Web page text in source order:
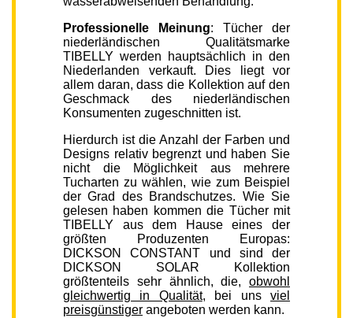
Professionelle Meinung: Tücher der
niederländischen Qualitätsmarke
TIBELLY werden hauptsächlich in den
Niederlanden verkauft. Dies liegt vor
allem daran, dass die Kollektion auf den
Geschmack des niederländischen
Konsumenten zugeschnitten ist.
Hierdurch ist die Anzahl der Farben und
Designs relativ begrenzt und haben Sie
nicht die Möglichkeit aus mehrere
Tucharten zu wählen, wie zum Beispiel
der Grad des Brandschutzes. Wie Sie
gelesen haben kommen die Tücher mit
TIBELLY aus dem Hause eines der
größten Produzenten Europas:
DICKSON CONSTANT und sind der
DICKSON SOLAR Kollektion
größtenteils sehr ähnlich, die, obwohl
gleichwertig in Qualität, bei unsviel
preisgünstiger angeboten werden kann.